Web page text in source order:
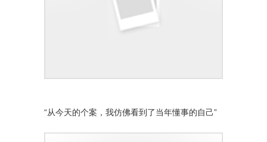
“从今天的个案，我仿佛看到了当年懂事的自己”